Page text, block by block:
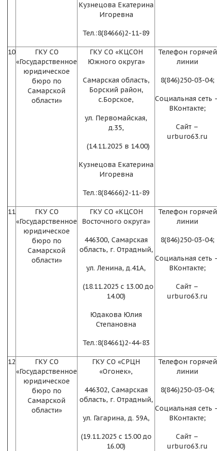
Кузнецова Екатерина
Игоревна
Тел.:8(84666)2-11-89
10
ГКУ СО
«Государственное
юридическое
бюро по
Самарской
области»
ГКУ СО «КЦСОН
Южного округа»
Самарская область,
Борский район,
с.Борское,
ул. Первомайская,
д.35,
(14.11.2025 в 14.00)
Кузнецова Екатерина
Игоревна
Тел.:8(84666)2-11-89
Телефон горячей
линии
8(846)250-03-04;
Социальная сеть
ВКонтакте;
Сайт –
urburo63.ru
11
ГКУ СО
«Государственное
юридическое
бюро по
Самарской
области»
ГКУ СО «КЦСОН
Восточного округа»
446300, Самарская
область, г. Отрадный,
ул. Ленина, д.41А,
(18.11.2025 с 13.00 до
14.00)
Юдакова Юлия
Степановна
Тел.:8(84661)2-44-83
Телефон горячей
линии
8(846)250-03-04;
Социальная сеть
ВКонтакте;
Сайт –
urburo63.ru
12
ГКУ СО
«Государственное
юридическое
бюро по
Самарской
области»
ГКУ СО «СРЦН
«Огонек»,
446302, Самарская
область, г. Отрадный,
ул. Гагарина, д. 59А,
(19.11.2025 с 15.00 до
16.00)
Телефон горячей
линии
8(846)250-03-04;
Социальная сеть
ВКонтакте;
Сайт –
urburo63.ru